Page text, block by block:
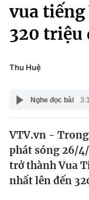
Chính trị
Xã hội
Pháp luật
Y tế
Thế giới
Tin tức
Thế giới đó đây
Kinh tế
Truyền hình
Văn hóa -
vua
320 triệu
Thu Huệ
Nghe đọc bài
VTV.vn -
phát sóng 26/
trở thành Vua
nhất lên đến